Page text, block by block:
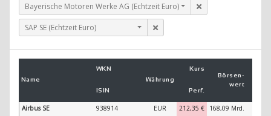
Bayerische Motoren Werke AG (Echtzeit Euro)
SAP SE (Echtzeit Euro)
Name
WKN
Währung
Kurs
Börsen­
wert
ISIN
Perf.
Airbus SE 938914 EUR 212,35 € 168,09 Mrd.